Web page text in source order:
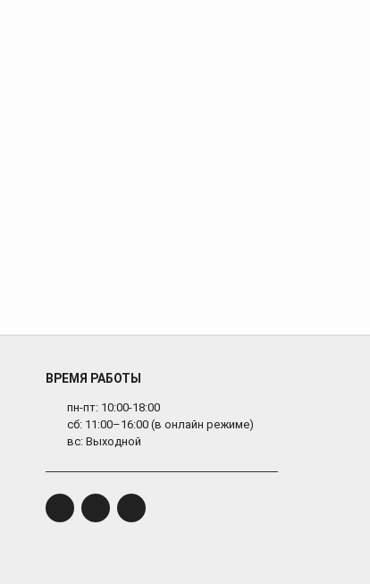
ВРЕМЯ РАБОТЫ
пн-пт: 10:00-18:00
сб: 11:00–16:00 (в онлайн режиме)
вс: Выходной